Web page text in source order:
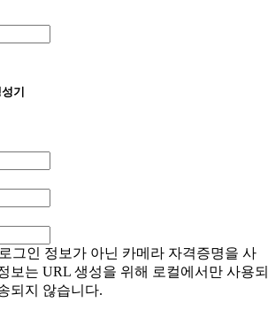
기
그인 정보가 아닌 카메라 자격증명을 사
보는 URL 생성을 위해 로컬에서만 사용되
되지 않습니다.